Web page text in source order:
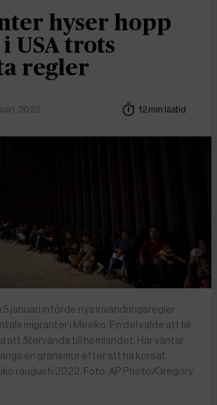
hyser hopp
USA trots
regler
2023 12 min lästid
5 januari införde nya invandringsregler
migranter i Mexiko. En del valde att bli
att återvända till hemlandet. Här väntar
en gränsmur efter att ha korsat
i augusti 2022. Foto: AP Photo/Gregory